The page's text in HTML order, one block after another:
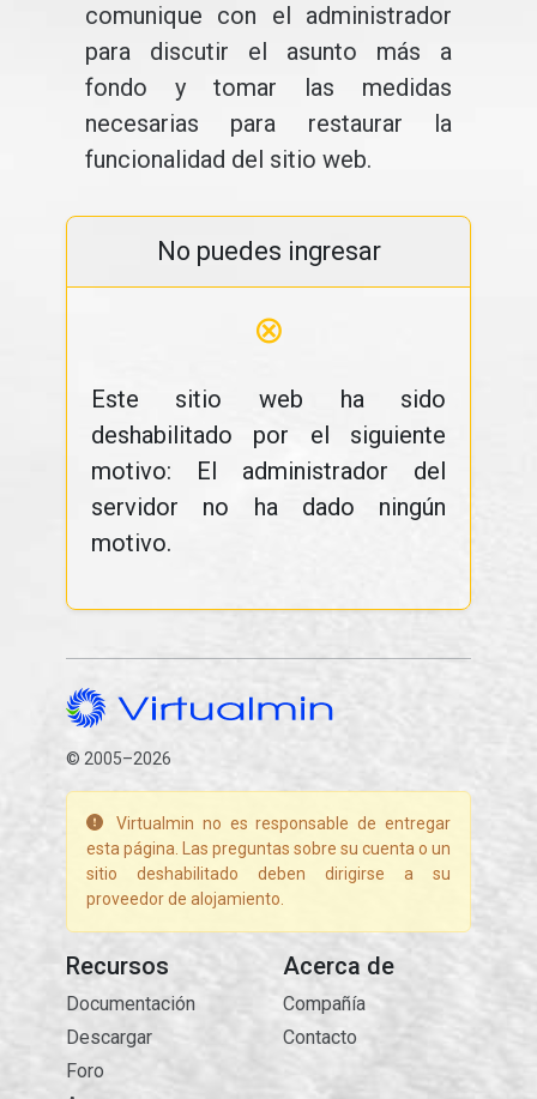
comunique con el administrador
para discutir el asunto más a
fondo y tomar las medidas
necesarias para restaurar la
funcionalidad del sitio web.
No puedes ingresar
⊗
Este sitio web ha sido
deshabilitado por el siguiente
motivo: El administrador del
servidor no ha dado ningún
motivo.
© 2005–2026
Virtualmin no es responsable de entregar
esta página. Las preguntas sobre su cuenta o un
sitio deshabilitado deben dirigirse a su
proveedor de alojamiento.
Recursos
Documentación
Descargar
Foro
Acerca de
Compañía
Contacto